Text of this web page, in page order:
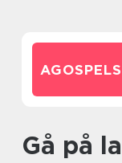
Gå på